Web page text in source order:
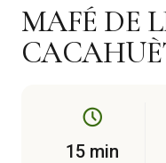
MAFÉ DE
15 min